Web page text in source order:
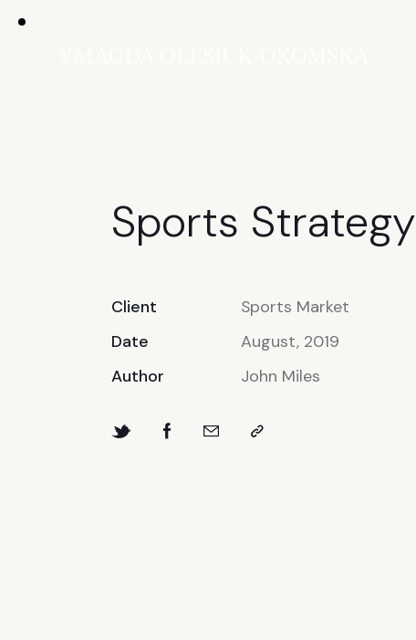
Sports Strategy
Client
Sports Market
Date
August, 2019
Author
John Miles